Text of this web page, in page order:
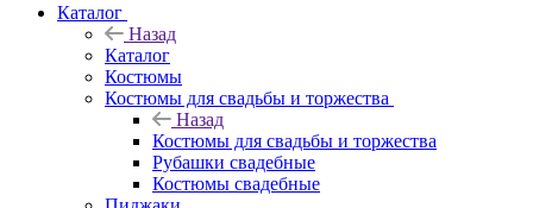
Каталог
Назад
Каталог
Костюмы
Костюмы для свадьбы и торжества
Назад
Костюмы для свадьбы и торжества
Рубашки свадебные
Костюмы свадебные